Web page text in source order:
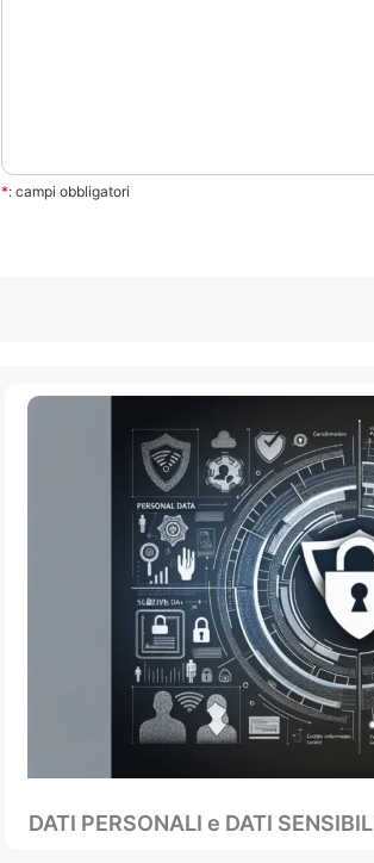
*: campi obbligatori
DATI PERSONALI e DATI